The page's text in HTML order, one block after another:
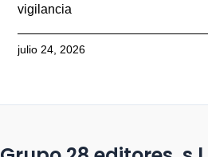
vigilancia
julio 24, 2026